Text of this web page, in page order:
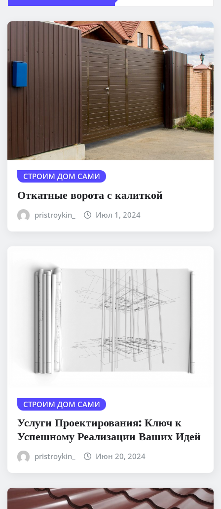
СТРОИМ ДОМ САМИ
Откатные ворота с калиткой
pristroykin_ Июл 1, 2024
СТРОИМ ДОМ САМИ
Услуги Проектирования: Ключ к
Успешному Реализации Ваших Идей
pristroykin_ Июн 20, 2024